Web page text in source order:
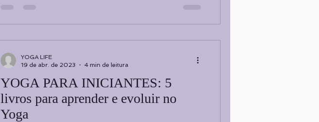
YOGA PARA INICIANTES: 5
livros para aprender e evoluir no
Yoga
YOGA LIFE
19 de abr. de 2023
4 min de leitura